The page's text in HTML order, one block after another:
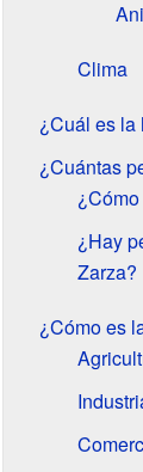
Clima
¿Cuál es la
¿Cuántas
¿Hay
Zarza?
¿Cómo es